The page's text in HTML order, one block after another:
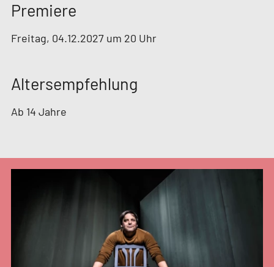
Premiere
Freitag, 04.12.2027 um 20 Uhr
Altersempfehlung
Ab 14 Jahre